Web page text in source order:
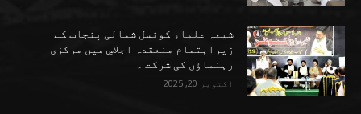
شیعہ علماء کونسل شمالی پنجاب کے
زیراہتمام منعقدہ اجلاسِ میں مرکزی
رہنماؤں کی شرکت ۔
اکتوبر 20, 2025